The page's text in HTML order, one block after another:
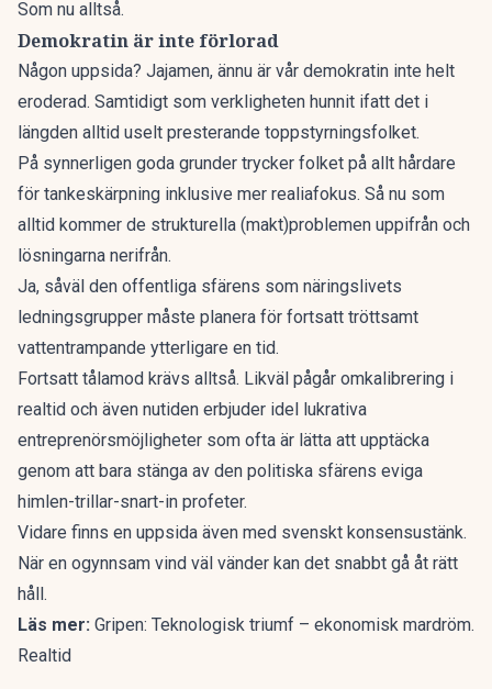
Som nu alltså.
Demokratin är inte förlorad
Någon uppsida? Jajamen, ännu är vår demokratin inte helt
eroderad. Samtidigt som verkligheten hunnit ifatt det i
längden alltid uselt presterande toppstyrningsfolket.
På synnerligen goda grunder trycker folket på allt hårdare
för tankeskärpning inklusive mer realiafokus. Så nu som
alltid kommer de strukturella (makt)problemen uppifrån och
lösningarna nerifrån.
Ja, såväl den offentliga sfärens som näringslivets
ledningsgrupper måste planera för fortsatt tröttsamt
vattentrampande ytterligare en tid.
Fortsatt tålamod krävs alltså. Likväl pågår omkalibrering i
realtid och även nutiden erbjuder idel lukrativa
entreprenörsmöjligheter som ofta är lätta att upptäcka
genom att bara stänga av den politiska sfärens eviga
himlen-trillar-snart-in profeter.
Vidare finns en uppsida även med svenskt konsensustänk.
När en ogynnsam vind väl vänder kan det snabbt gå åt rätt
håll.
Läs mer: Gripen: Teknologisk triumf – ekonomisk mardröm.
Realtid